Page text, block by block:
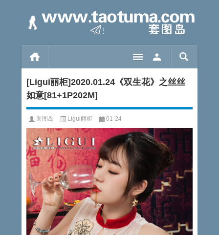
[Ligui丽柜]2020.01.24《双生花》之丝丝
如意[81+1P202M]
套图岛 Ligui丽柜 01-24